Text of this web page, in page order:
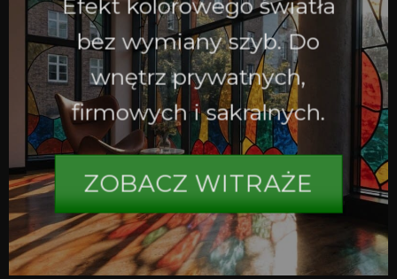
Efekt kolorowego światła
bez wymiany szyb. Do
wnętrz prywatnych,
firmowych i sakralnych.
ZOBACZ WITRAŻE